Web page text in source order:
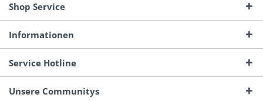
Shop Service
Informationen
Service Hotline
Unsere Communitys